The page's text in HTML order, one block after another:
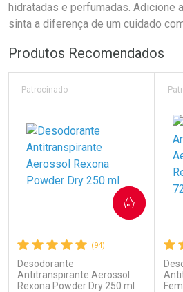
hidratadas e perfumadas. Adicione
sinta a diferença de um cuidado
Produtos Recomendados
(94)
Desodorante
Antitranspirante Aerossol
Rexona Powder Dry 250 ml
Patrocinado
COMPRAR